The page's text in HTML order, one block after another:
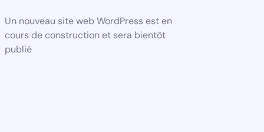
Un nouveau site web WordPress est en
cours de construction et sera bientôt
publié